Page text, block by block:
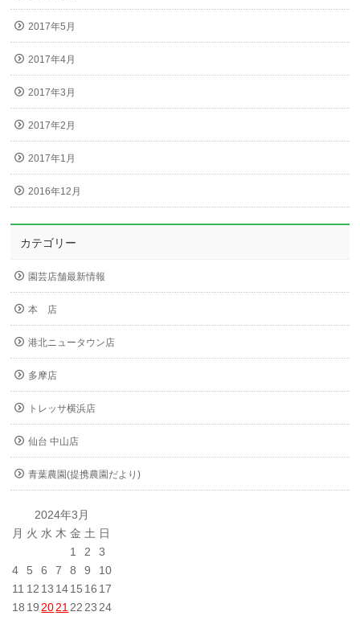
2017年5月
2017年4月
2017年3月
2017年2月
2017年1月
2016年12月
カテゴリー
園芸店舗最新情報
本 店
港北ニュータウン店
多摩店
トレッサ横浜店
仙台 中山店
青葉農園(提携農園だより)
2024年3月
月 火 水 木 金 土 日
1
2
3
4
5 6 7 8 9
10
11 12 13 1415 16 17
18 19 2021 22 23 24